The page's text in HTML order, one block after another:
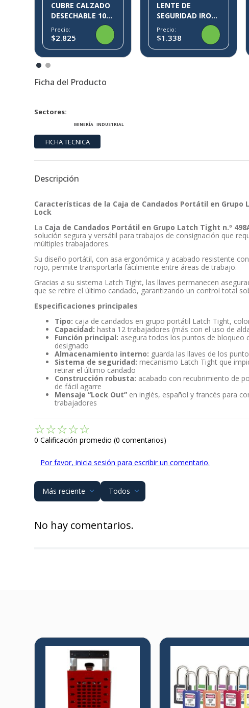
CUBRE CALZADO
DESECHABLE 100
PARES KLIN IRON-
X
Precio:
$2.825
LENTE DE
SEGURIDAD IRON-
X IX09
Precio:
$1.338
Ficha del Producto
Sectores
MINERÍA INDUSTRIAL
Descripción
Características de la Caja de Candados Portátil en Grupo
Lock
La Caja de Candados Portátil en Grupo Latch Tight n.º
solución segura y versátil para trabajos de consignación que
múltiples trabajadores.
Su diseño portátil, con asa ergonómica y acabado resistente
rojo, permite transportarla fácilmente entre áreas de trabajo.
Gracias a su sistema Latch Tight, las llaves permanecen
que se retire el último candado, garantizando un control total
Especificaciones principales
Tipo: caja de candados en grupo portátil Latch Tight,
Capacidad: hasta 12 trabajadores (más con el uso de
Función principal: asegura todos los puntos de bloqueo
designado
Almacenamiento interno: guarda las llaves de los
Sistema de seguridad: mecanismo Latch Tight que
retirar el último candado
Construcción robusta: acabado con recubrimiento de
de fácil agarre
Mensaje “Lock Out” en inglés, español y francés para
trabajadores
☆☆☆☆☆
0 Calificación promedio (0 comentarios)
Por favor, inicia sesión para escribir un comentario.
Más reciente Todos
No hay comentarios.